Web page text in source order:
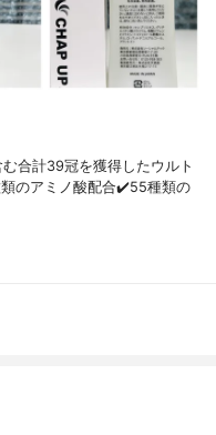
合計39冠を獲得したウルト
のアミノ酸配合✔️55種類の